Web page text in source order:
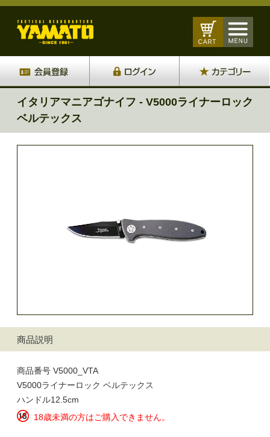
イタリアマニアゴナイフ - V5000ライナーロック
ベルテックス
商品説明
商品番号 V5000_VTA
V5000ライナーロック ベルテックス
ハンドル12.5cm
18歳未満の方はご購入できません。